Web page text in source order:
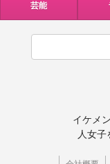
芸能
イケメ
人女子